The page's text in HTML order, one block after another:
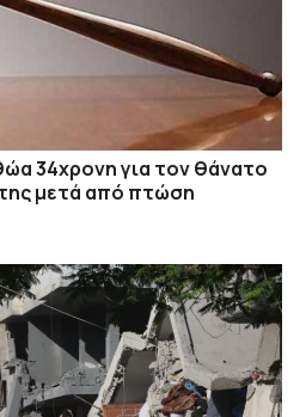
34χρονη για τον θάνατο
μετά από πτώση